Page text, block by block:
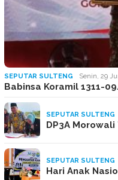
SEPUTAR SULTENG Senin, 29
Babinsa Koramil 1311-
SEPUTAR SULTENG
DP3A
SEPUTAR SULTENG
Hari Anak